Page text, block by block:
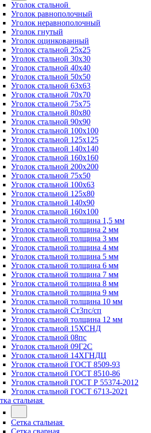
Уголок стальной
Уголок равнополочный
Уголок неравнополочный
Уголок гнутый
Уголок оцинкованный
Уголок стальной 25х25
Уголок стальной 30х30
Уголок стальной 40х40
Уголок стальной 50х50
Уголок стальной 63х63
Уголок стальной 70х70
Уголок стальной 75х75
Уголок стальной 80х80
Уголок стальной 90х90
Уголок стальной 100х100
Уголок стальной 125х125
Уголок стальной 140х140
Уголок стальной 160х160
Уголок стальной 200х200
Уголок стальной 75х50
Уголок стальной 100х63
Уголок стальной 125х80
Уголок стальной 140х90
Уголок стальной 160х100
Уголок стальной толщина 1,5 мм
Уголок стальной толщина 2 мм
Уголок стальной толщина 3 мм
Уголок стальной толщина 4 мм
Уголок стальной толщина 5 мм
Уголок стальной толщина 6 мм
Уголок стальной толщина 7 мм
Уголок стальной толщина 8 мм
Уголок стальной толщина 9 мм
Уголок стальной толщина 10 мм
Уголок стальной Ст3пс/сп
Уголок стальной толщина 12 мм
Уголок стальной 15ХСНД
Уголок стальной 08пс
Уголок стальной 09Г2С
Уголок стальной 14ХГНДЦ
Уголок стальной ГОСТ 8509-93
Уголок стальной ГОСТ 8510-86
Уголок стальной ГОСТ Р 55374-2012
Уголок стальной ГОСТ 6713-2021
стальная
Сетка стальная
Сетка сварная